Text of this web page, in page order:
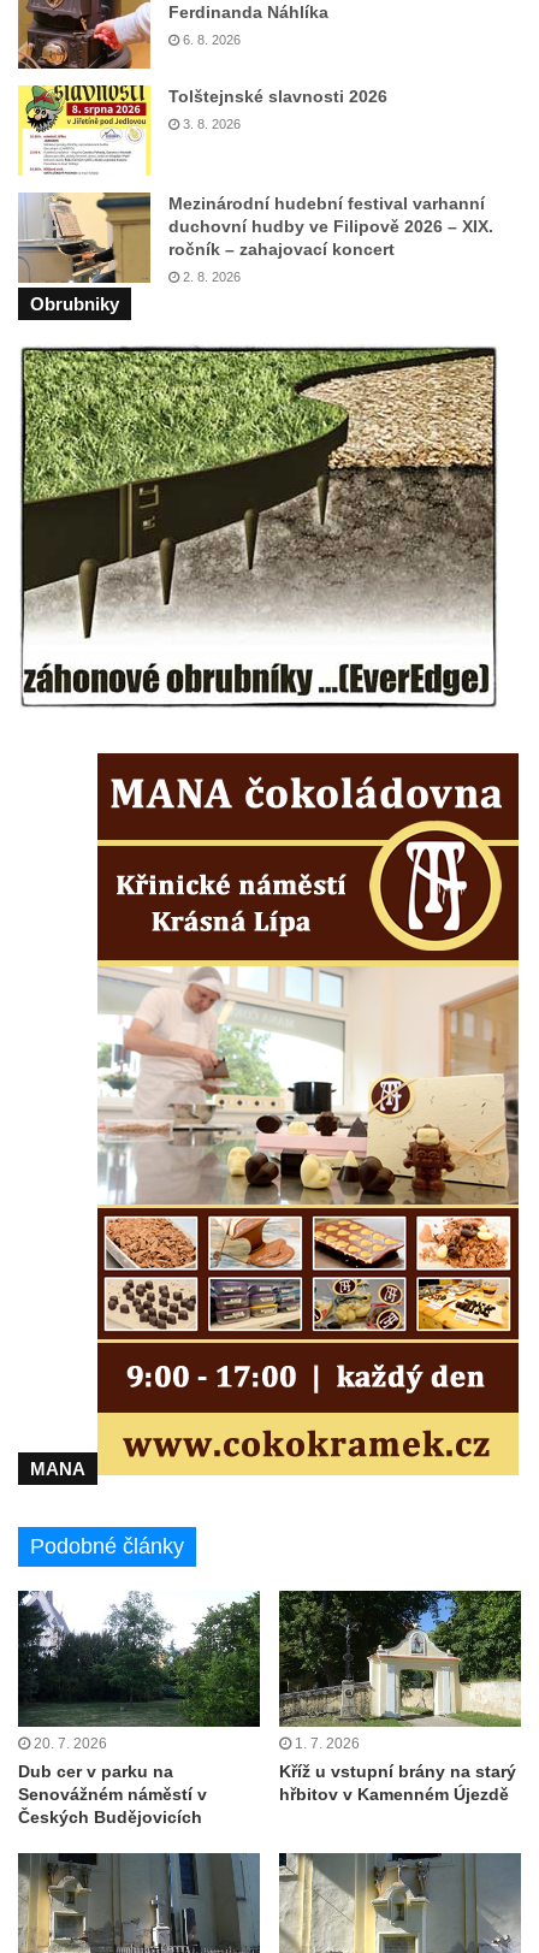
lázně
Lípa míru v parku v Oybině
Schillerův dub ve Stráži nad Nisou
Lví buk v Lužických horách
Památný strom a kámen ke 100. výročí
vzniku ČSR 1918-2018 v městském parku v
Libochovicích
Ferdinanda Náhlíka
6. 8. 2026
Tolštejnské slavnosti 2026
3. 8. 2026
Mezinárodní hudební festival varhanní
duchovní hudby ve Filipově 2026 – XIX.
ročník – zahajovací koncert
2. 8. 2026
Obrubniky
MANA
Podobné články
20. 7. 2026
Dub cer v parku na
Senovážném náměstí v
Českých Budějovicích
1. 7. 2026
Kříž u vstupní brány na starý
hřbitov v Kamenném Újezdě